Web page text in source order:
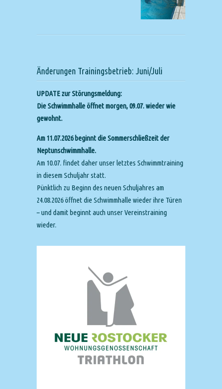
Änderungen Trainingsbetrieb: Juni/Juli
UPDATE zur Störungsmeldung:
Die Schwimmhalle öffnet morgen, 09.07. wieder wie
gewohnt.
Am 11.07.2026 beginnt die Sommerschließzeit der
Neptunschwimmhalle.
Am 10.07. findet daher unser letztes Schwimmtraining
in diesem Schuljahr statt.
Pünktlich zu Beginn des neuen Schuljahres am
24.08.2026 öffnet die Schwimmhalle wieder ihre Türen
– und damit beginnt auch unser Vereinstraining
wieder.